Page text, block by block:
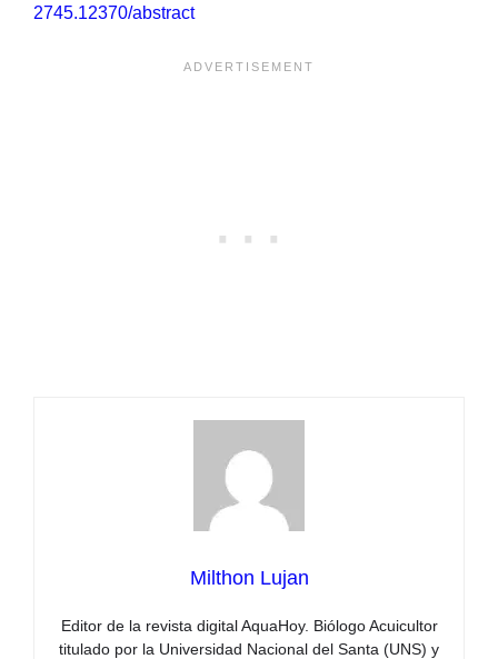
2745.12370/abstract
Milthon Lujan
Editor de la revista digital AquaHoy. Biólogo Acuicultor
titulado por la Universidad Nacional del Santa (UNS) y